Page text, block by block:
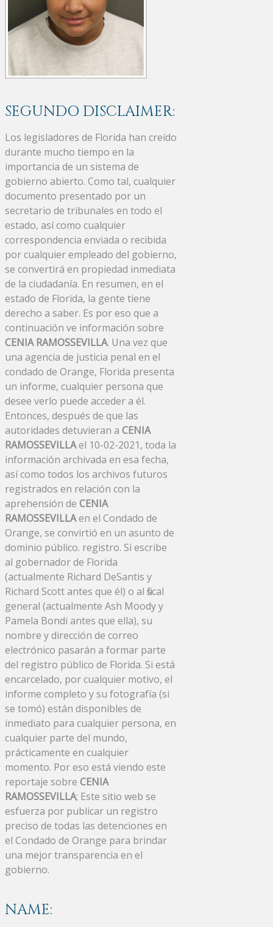
SEGUNDO DISCLAIMER:
Los legisladores de Florida han creído
durante mucho tiempo en la
importancia de un sistema de
gobierno abierto. Como tal, cualquier
documento presentado por un
secretario de tribunales en todo el
estado, así como cualquier
correspondencia enviada o recibida
por cualquier empleado del gobierno,
se convertirá en propiedad inmediata
de la ciudadanía. En resumen, en el
estado de Florida, la gente tiene
derecho a saber. Es por eso que a
continuación ve información sobre
CENIA RAMOSSEVILLA. Una vez que
una agencia de justicia penal en el
condado de Orange, Florida presenta
un informe, cualquier persona que
desee verlo puede acceder a él.
Entonces, después de que las
autoridades detuvieran a CENIA
RAMOSSEVILLAel 10-02-2021, toda la
información archivada en esa fecha,
así como todos los archivos futuros
registrados en relación con la
aprehensión de CENIA
RAMOSSEVILLAen el Condado de
Orange, se convirtió en un asunto de
dominio público. registro. Si escribe
al gobernador de Florida
(actualmente Richard DeSantis y
Richard Scott antes que él) o al fiscal
general (actualmente Ash Moody y
Pamela Bondi antes que ella), su
nombre y dirección de correo
electrónico pasarán a formar parte
del registro público de Florida. Si está
encarcelado, por cualquier motivo, el
informe completo y su fotografía (si
se tomó) están disponibles de
inmediato para cualquier persona, en
cualquier parte del mundo,
prácticamente en cualquier
momento. Por eso está viendo este
reportaje sobre CENIA
RAMOSSEVILLA; Este sitio web se
esfuerza por publicar un registro
preciso de todas las detenciones en
el Condado de Orange para brindar
una mejor transparencia en el
gobierno.
NAME: